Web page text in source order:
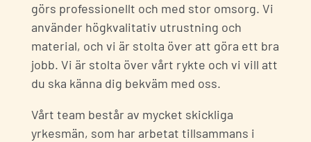
görs professionellt och med stor omsorg. Vi
använder högkvalitativ utrustning och
material, och vi är stolta över att göra ett bra
jobb. Vi är stolta över vårt rykte och vi vill att
du ska känna dig bekväm med oss.
Vårt team består av mycket skickliga
yrkesmän, som har arbetat tillsammans i